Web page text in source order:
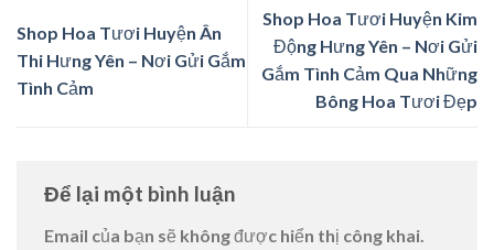
Shop Hoa Tươi Huyện Ân
Thi Hưng Yên – Nơi Gửi Gắm
Tình Cảm
Shop Hoa Tươi Huyện Kim
Động Hưng Yên – Nơi Gửi
Gắm Tình Cảm Qua Những
Bông Hoa Tươi Đẹp
Để lại một bình luận
Email của bạn sẽ không được hiển thị công khai.